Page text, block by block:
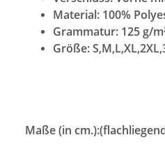
Material: 100%
Grammatur: 125 g/
Größe:
Maße (in